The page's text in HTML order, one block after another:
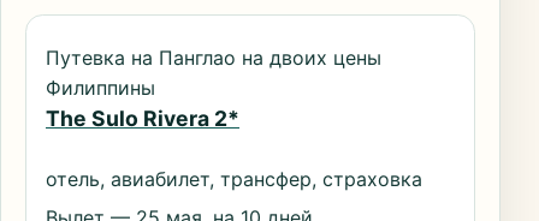
Путевка на Панглао на двоих цены
Филиппины
The Sulo Rivera 2*
отель, авиабилет, трансфер, страховка